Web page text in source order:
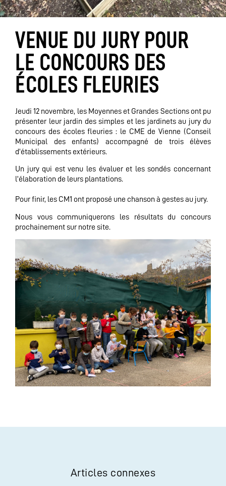
VENUE DU JURY POUR
LE CONCOURS DES
ÉCOLES FLEURIES
Jeudi 12 novembre, les Moyennes et Grandes Sections ont pu
présenter leur jardin des simples et les jardinets au jury du
concours des écoles fleuries : le CME de Vienne (Conseil
Municipal des enfants) accompagné de trois élèves
d’établissements extérieurs.
Un jury qui est venu les évaluer et les sondés concernant
l’élaboration de leurs plantations.
Pour finir, les CM1 ont proposé une chanson à gestes au jury.
Nous vous communiquerons les résultats du concours
prochainement sur notre site.
Articles connexes